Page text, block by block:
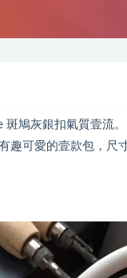
鳩灰銀扣氣質壹流。
趣可愛的壹款包，